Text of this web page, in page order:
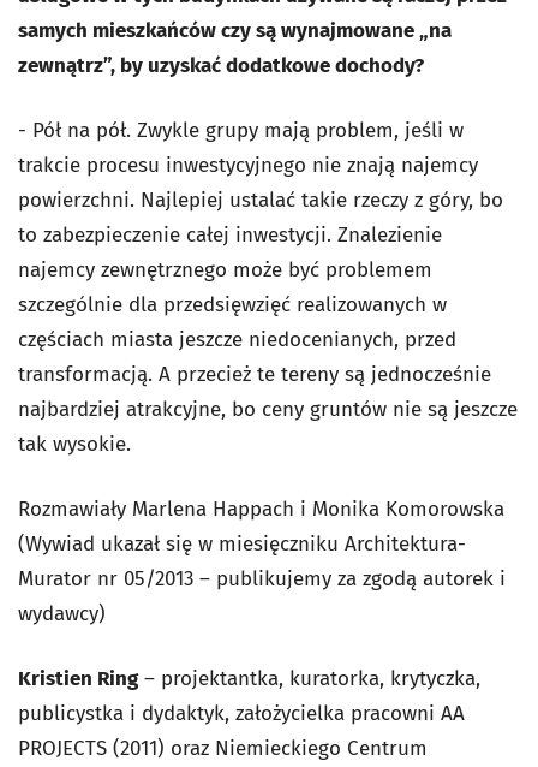
samych mieszkańców czy są wynajmowane „na
zewnątrz”, by uzyskać dodatkowe dochody?
- Pół na pół. Zwykle grupy mają problem, jeśli w
trakcie procesu inwestycyjnego nie znają najemcy
powierzchni. Najlepiej ustalać takie rzeczy z góry, bo
to zabezpieczenie całej inwestycji. Znalezienie
najemcy zewnętrznego może być problemem
szczególnie dla przedsięwzięć realizowanych w
częściach miasta jeszcze niedocenianych, przed
transformacją. A przecież te tereny są jednocześnie
najbardziej atrakcyjne, bo ceny gruntów nie są jeszcze
tak wysokie.
Rozmawiały Marlena Happach i Monika Komorowska
(Wywiad ukazał się w miesięczniku Architektura-
Murator nr 05/2013 – publikujemy za zgodą autorek i
wydawcy)
Kristien Ring– projektantka, kuratorka, krytyczka,
publicystka i dydaktyk, założycielka pracowni AA
PROJECTS (2011) oraz Niemieckiego Centrum